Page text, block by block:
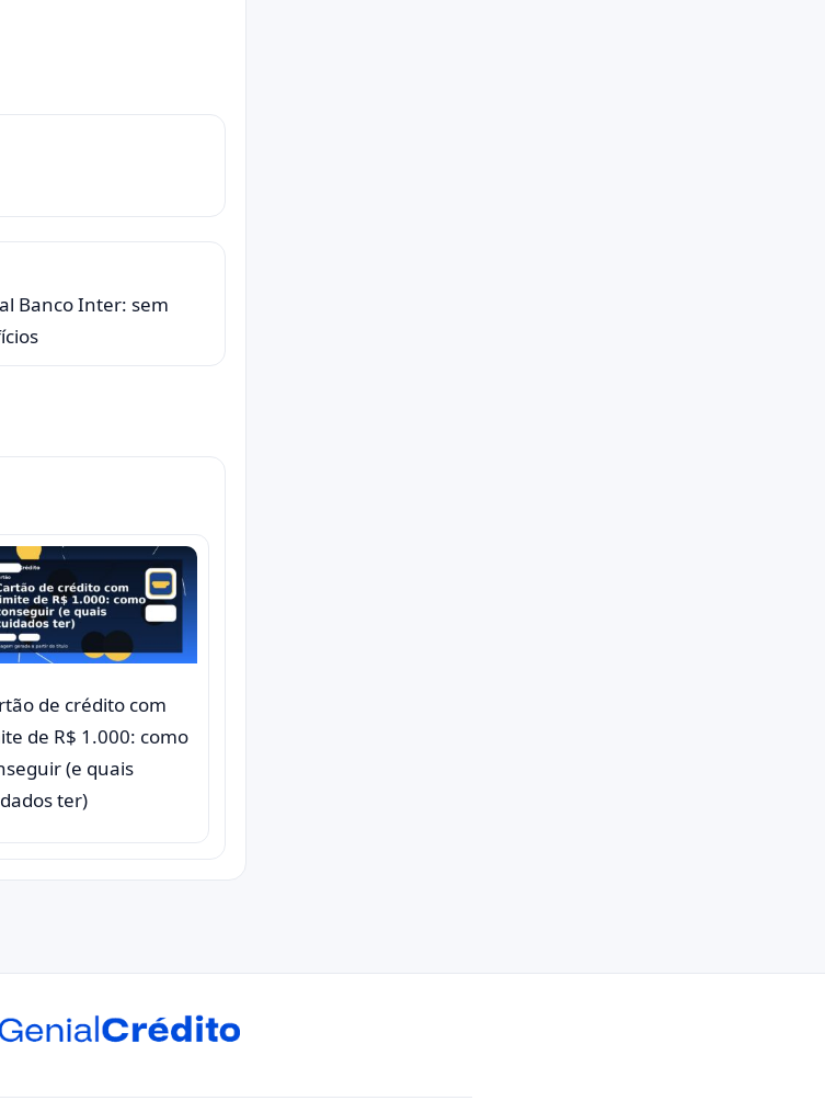
Banco Inter: sem
de crédito com
de R$ 1.000: como
(e quais
ter)